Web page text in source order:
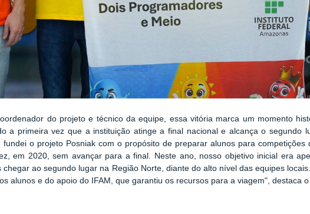
do projeto e técnico da equipe, essa vitória marca um momento
a primeira vez que a instituição atinge a final nacional e alcança o segundo
o projeto Posniak com o propósito de preparar alunos para competições
em 2020, sem avançar para a final. Neste ano, nosso objetivo inicial era
chegar ao segundo lugar na Região Norte, diante do alto nível das equipes
alunos e do apoio do IFAM, que garantiu os recursos para a viagem", destaca o